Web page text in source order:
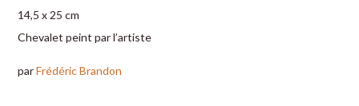
14,5 x 25 cm
Chevalet peint par l’artiste
parFrédéric Brandon